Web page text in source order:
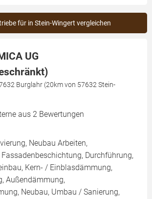
für in Stein-Wingert vergleichen
UG
Burglahr (20km von 57632 Stein-
aus 2 Bewertungen
Neubau Arbeiten,
Durchführung,
Kern- / Einblasdämmung,
Außendämmung,
Neubau, Umbau / Sanierung,